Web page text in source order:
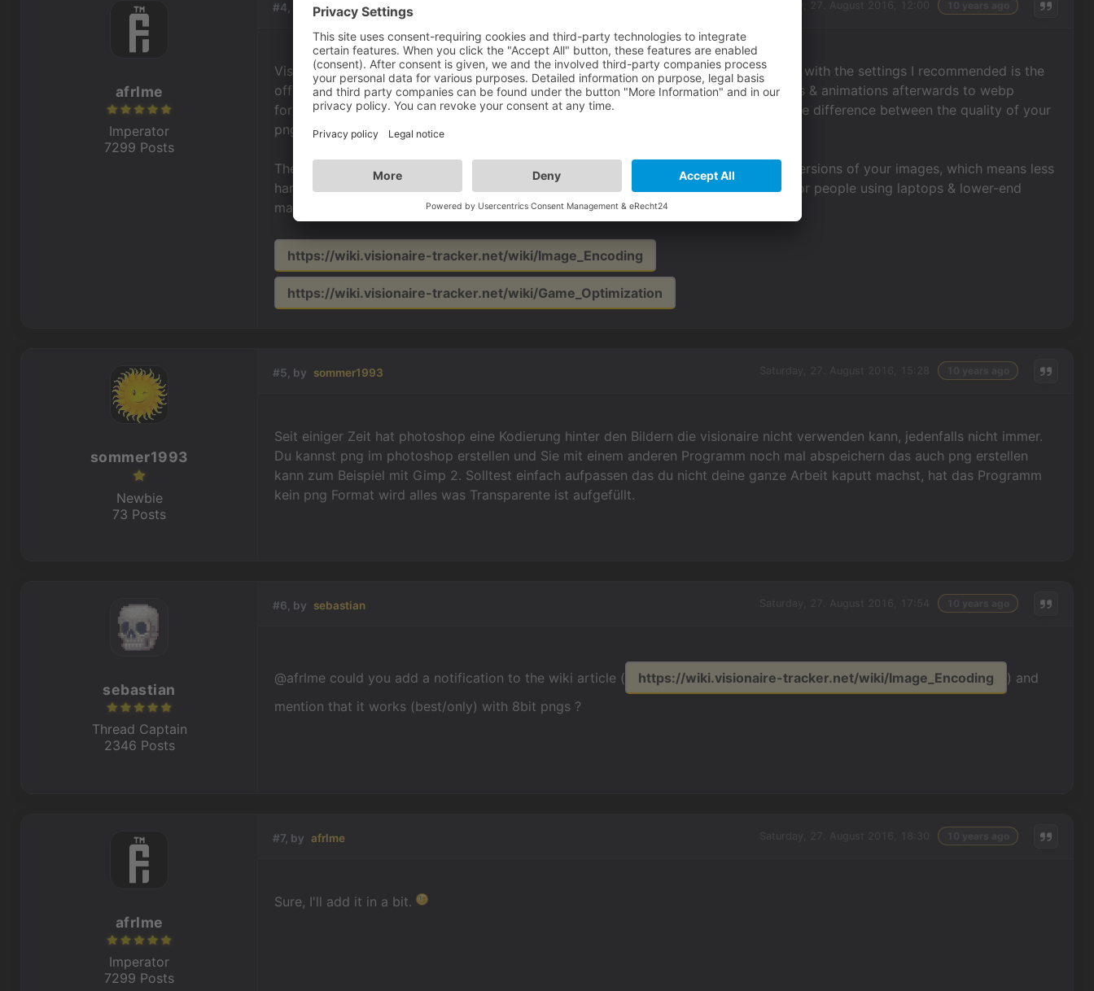
#4, by afrlme
Visionaire only seems to be able to correctly draw images with specific settings. Png with the settings I recommended is the
official recommended image format, whereas we recommend converting your images & animations afterwards to webp
format if you want the best optimization for your game as it's really hard to notice the difference between the quality of your
png versus a webp version of your image exported at lossy quality 100%.
The good thing about using webp is the file-sizes tend to be a lot smaller than png versions of your images, which means less
hard drive space is used & images / animations will be loaded faster, which is great for people using laptops & lower-end
machines.
https://wiki.visionaire-tracker.net/wiki/Image_Encoding
https://wiki.visionaire-tracker.net/wiki/Game_Optimization
afrlme
Imperator
7299 Posts
#5, by sommer1993
Seit einiger Zeit hat photoshop eine Kodierung hinter den Bildern die visionaire nicht verwenden kann, jedenfalls nicht immer.
Du kannst png im photoshop erstellen und Sie mit einem anderen Programm noch mal abspeichern das auch png erstellen
kann zum Beispiel mit Gimp 2. Solltest einfach aufpassen das du nicht deine ganze Arbeit kaputt machst, hat das Programm
kein png Format wird alles was Transparente ist aufgefüllt.
sommer1993
Newbie
73 Posts
#6, by sebastian
@afrlme could you add a notification to the wiki article ( https://wiki.visionaire-tracker.net/wiki/Image_Encoding
) and
mention that it works (best/only) with 8bit pngs ?
sebastian
Thread Captain
2346 Posts
#7, by afrlme
Sure, I'll add it in a bit.
afrlme
Imperator
7299 Posts